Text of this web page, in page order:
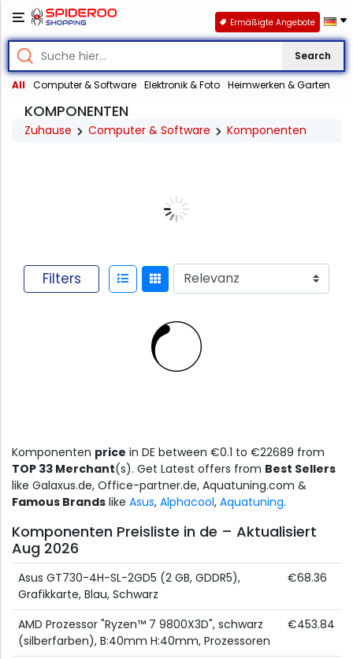
Search
All Computer & Software Elektronik & Foto Heimwerken & Garten
Ermäßigte Angebote
KOMPONENTEN
Zuhause Computer & Software Komponenten
Filters
Komponenten price in DE between €0.1 to €22689 from
TOP 33 Merchant(s). Get Latest offers from Best Sellers
like Galaxus.de, Office-partner.de, Aquatuning.com &
Famous Brands like Asus, Alphacool, Aquatuning.
Komponenten Preisliste in de – Aktualisiert
Aug 2026
Asus GT730-4H-SL-2GD5 (2 GB, GDDR5),
Grafikkarte, Blau, Schwarz
€68.36
AMD Prozessor "Ryzen™ 7 9800X3D", schwarz
(silberfarben), B:40mm H:40mm, Prozessoren
€453.84